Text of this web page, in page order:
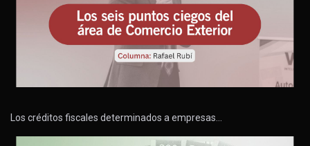
Los créditos fiscales determinados a empresas…